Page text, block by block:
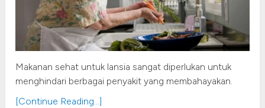
Makanan sehat untuk lansia sangat diperlukan untuk
menghindari berbagai penyakit yang membahayakan.
[Continue Reading...]